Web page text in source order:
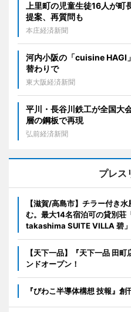
上里町の児童生徒16人が
提案、再質問も
本庄経済新聞
河内小阪の「cuisine
替わりで
東大阪経済新聞
平川・長谷川鉄工が全国
層の鋼板で再現
弘前経済新聞
プレス
【滋賀/高島市】チラー付き
む。最大14名宿泊可の貸別荘
takashima SUITE VILLA 碧
【天下一品】『天下一品 田
ンドオープン！
『びわこ半導体構想 技報』